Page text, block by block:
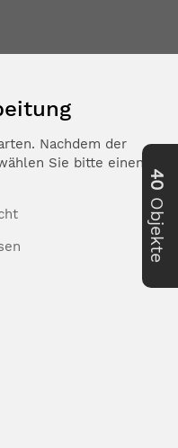
Nachdem der
Sie bitte einen der
40
Objekte